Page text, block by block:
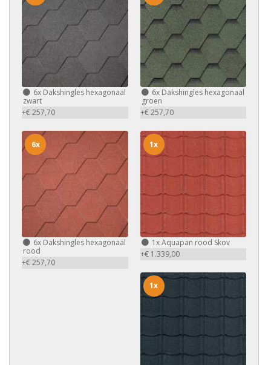
6x Dakshingles hexagonaal
zwart
+€ 257,70
6xDakshingles hexagonaal
groen
+€ 257,70
6x Dakshingles hexagonaal
rood
+€ 257,70
6x
1xAquapan rood Skov
+€ 1.339,00
1x
1x